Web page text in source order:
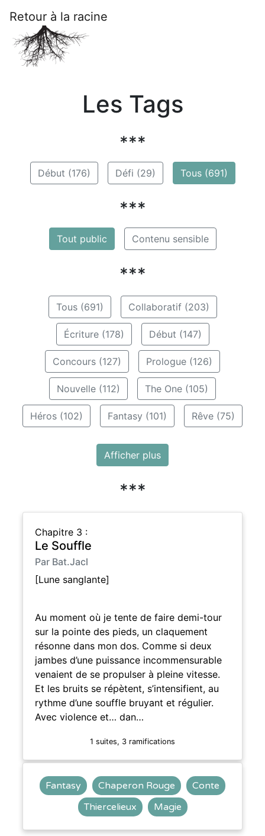
Retour à la racine
Les Tags
***
Début (176) Défi (29) Tous (691)
***
Tout public Contenu sensible
***
Tous (691) Collaboratif (203)
Écriture (178) Début (147)
Concours (127) Prologue (126)
Nouvelle (112) The One (105)
Héros (102) Fantasy (101) Rêve (75)
Afficher plus
***
Chapitre 3 :
Le Souffle
Par Bat.Jacl
[Lune sanglante]
Au moment où je tente de faire demi-tour
sur la pointe des pieds, un claquement
résonne dans mon dos. Comme si deux
jambes d’une puissance incommensurable
venaient de se propulser à pleine vitesse.
Et les bruits se répètent, s’intensifient, au
rythme d’une souffle bruyant et régulier.
Avec violence et… dan…
1 suites, 3 ramifications
Fantasy Chaperon Rouge
Conte
Thiercelieux
Magie